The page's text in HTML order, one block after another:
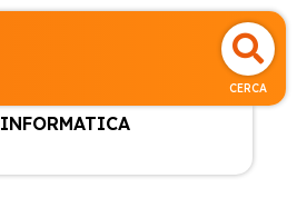
CERCA
INFORMATICA